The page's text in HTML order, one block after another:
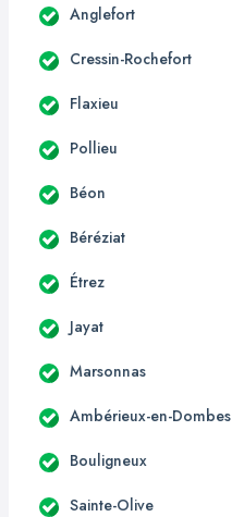
Anglefort
Cressin-Rochefort
Flaxieu
Pollieu
Béon
Béréziat
Étrez
Jayat
Marsonnas
Ambérieux-en-Dombes
Bouligneux
Sainte-Olive